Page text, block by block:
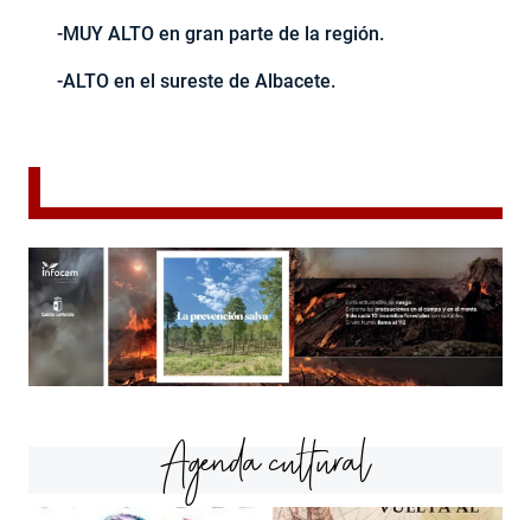
-MUY ALTO en gran parte de la región.
-ALTO en el sureste de Albacete.
Agenda cultural